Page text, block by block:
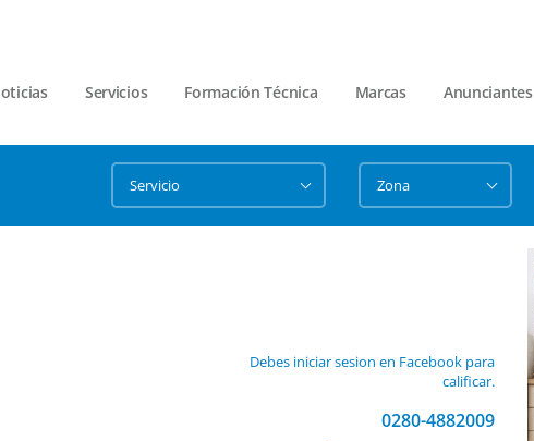
Servicios Formación Técnica Marcas Anunciantes
Debes iniciar sesion en Facebook para
calificar.
0280-4882009